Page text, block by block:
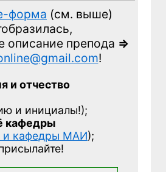
форма (см. выше)
описание препода =>
!
и отчество
и инициалы!);
кафедры
и кафедры МАИ);